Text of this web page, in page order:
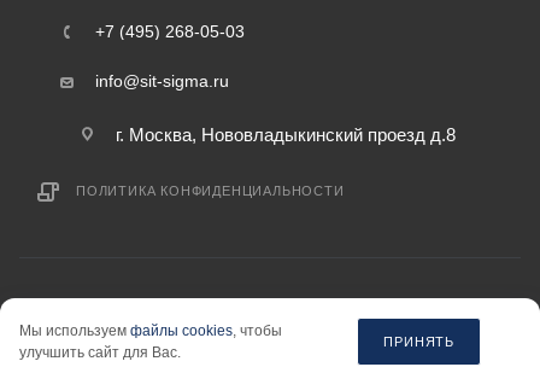
+7 (495) 268-05-03
info@sit-sigma.ru
г. Москва, Нововладыкинский проезд д.8
ПОЛИТИКА КОНФИДЕНЦИАЛЬНОСТИ
информация на сайте «sit-sigma.ru» не является публичной офертой.
Мы используем файлы cookies, чтобы
улучшить сайт для Вас.
ПРИНЯТЬ